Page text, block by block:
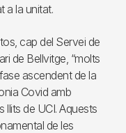
a la unitat.
cap del Servei de
de Bellvitge, “molts
ascendent de la
Covid amb
llits de UCI. Aquests
de les